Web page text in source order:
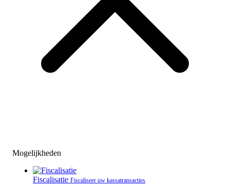
Mogelijkheden
Fiscalisatie Fiscaliseer uw kassatransacties